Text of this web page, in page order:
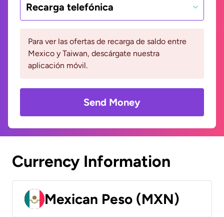
Recarga telefónica
Para ver las ofertas de recarga de saldo entre
Mexico y Taiwan, descárgate nuestra
aplicación móvil.
Send Money
Currency Information
Mexican Peso (MXN)